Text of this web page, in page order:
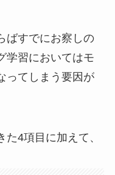
ばすでにお察しの
学習においてはモ
ってしまう要因が
4項目に加えて、